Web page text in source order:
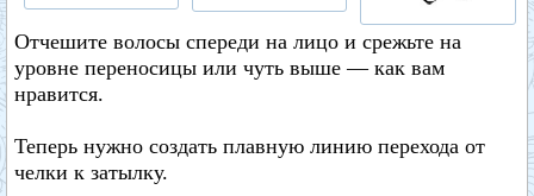
Отчешите волосы спереди на лицо и срежьте на
уровне переносицы или чуть выше — как вам
нравится.
Теперь нужно создать плавную линию перехода от
челки к затылку.